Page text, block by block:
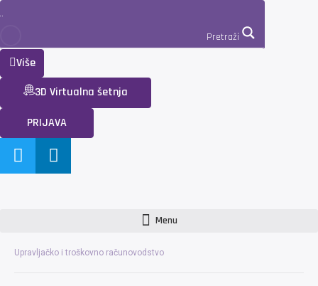
Pretraži
Više
3D Virtualna šetnja
PRIJAVA
Menu
Upravljačko i troškovno računovodstvo